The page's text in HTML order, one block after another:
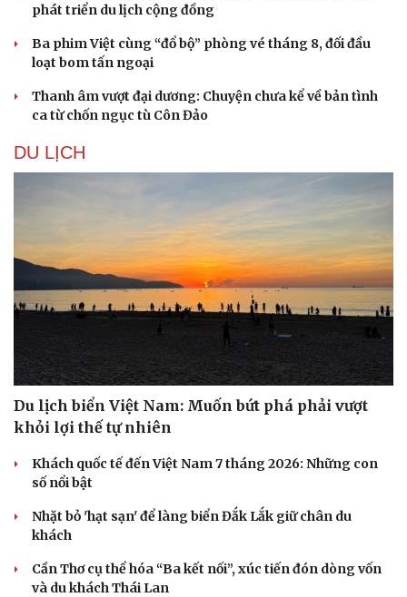
Văn hóa
Văn học
Âm nhạc
Giải trí
Thời trang
phát triển du lịch cộng đồng
Ba phim Việt cùng “đổ bộ” phòng vé tháng 8, đối đầu
loạt bom tấn ngoại
Thanh âm vượt đại dương: Chuyện chưa kể về bản tình
ca từ chốn ngục tù Côn Đảo
DU LỊCH
Du lịch biển Việt Nam: Muốn bứt phá phải vượt
khỏi lợi thế tự nhiên
Khách quốc tế đến Việt Nam 7 tháng 2026: Những con
số nổi bật
Nhặt bỏ 'hạt sạn' để làng biển Đắk Lắk giữ chân du
khách
Cần Thơ cụ thể hóa “Ba kết nối”, xúc tiến đón dòng vốn
và du khách Thái Lan